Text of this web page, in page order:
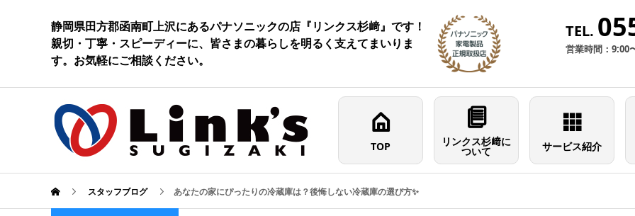
静岡県田方郡函南町上沢にあるパナソニックの店『リンクス杉﨑』です！
親切・丁寧・スピーディーに、皆さまの暮らしを明るく支えてまいりま
す。お気軽にご相談ください。
TEL.
営業時間：9:00
TOP リンクス杉﨑に
ついて サービス紹介
スタッフブログ あなたの家にぴったりの冷蔵庫は？後悔しない冷蔵庫の選び方✨